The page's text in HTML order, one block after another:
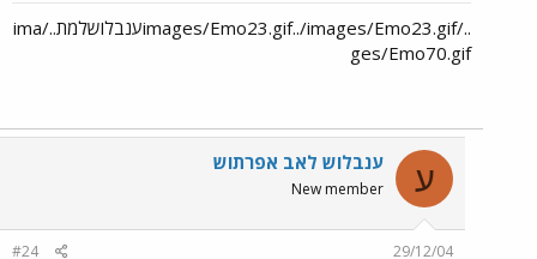
../images/Emo23.gif../images/Emo23.gifענבלושלמת../ima
ges/Emo70.gif
ע ענבלוש לאב אפרתוש
New member
29/12/04
#24